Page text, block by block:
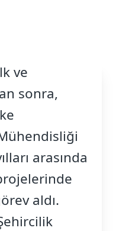
ve
sonra,
arasında
aldı.